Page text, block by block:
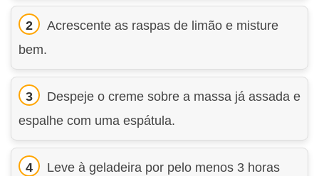
Acrescente as raspas de limão e misture
bem.
Despeje o creme sobre a massa já assada e
espalhe com uma espátula.
Leve à geladeira por pelo menos 3 horas